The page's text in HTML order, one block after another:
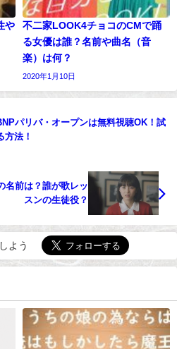
や
不二家LOOK4チョコのCMで踊
る女優は誰？名前や曲名（音
楽）は何？
2020年1月10日
パリバ・オープンは無料視聴OK！試
方法！
名前は？誰が歌レッ
スンの生徒役？
よう